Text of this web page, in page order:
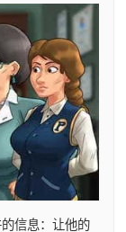
信息：让他的